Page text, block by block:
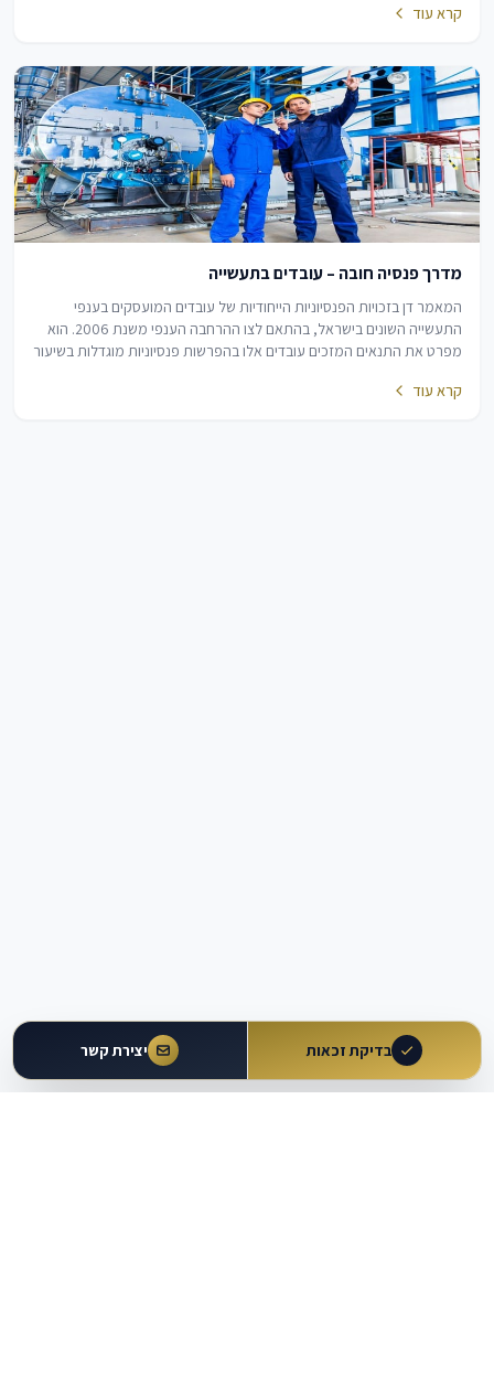
קרא עוד
מדרך פנסיה חובה – עובדים בתעשייה
המאמר דן בזכויות הפנסיוניות הייחודיות של עובדים המועסקים בענפי
התעשייה השונים בישראל, בהתאם לצו ההרחבה הענפי משנת 2006. הוא
מפרט את התנאים המזכים עובדים אלו בהפרשות פנסיוניות מוגדלות בשיעור
קרא עוד
יצירת קשר בדיקת זכאות